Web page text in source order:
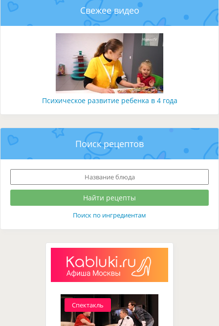
Свежее видео
Психическое развитие ребенка в 4 года
Поиск рецептов
Поиск по ингредиентам
Спектакль